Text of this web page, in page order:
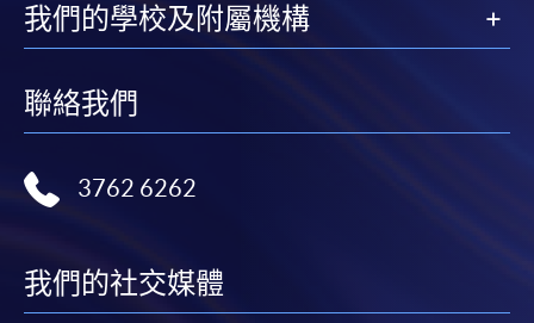
我們的學校及附屬機構
聯絡我們
3762 6262
我們的社交媒體